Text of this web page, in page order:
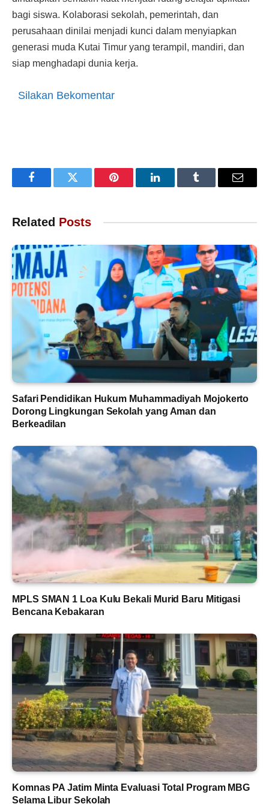
bagi siswa. Kolaborasi sekolah, pemerintah, dan
perusahaan dinilai menjadi kunci dalam menyiapkan
generasi muda Kutai Timur yang terampil, mandiri, dan
siap menghadapi dunia kerja.
Silakan Bekomentar
FacebookTwitter Pinterest LinkedInTumblr Email
Related Posts
Safari Pendidikan Hukum Muhammadiyah Mojokerto
Dorong Lingkungan Sekolah yang Aman dan
Berkeadilan
MPLS SMAN 1 Loa Kulu Bekali Murid Baru Mitigasi
Bencana Kebakaran
Komnas PA Jatim Minta Evaluasi Total Program MBG
Selama Libur Sekolah